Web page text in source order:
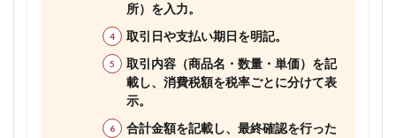
所）を入力。
取引日や支払い期日を明記。
取引内容（商品名・数量・単価）を記
載し、消費税額を税率ごとに分けて表
示。
合計金額を記載し、最終確認を行った